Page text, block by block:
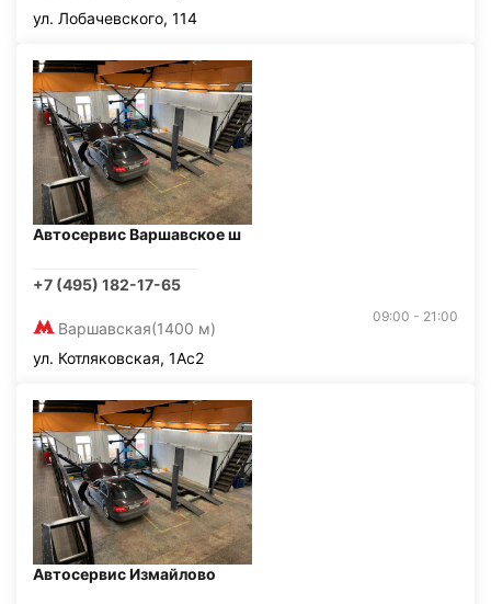
ул. Лобачевского, 114
Автосервис Варшавское ш
+7 (495) 182-17-65
Варшавская(1400 м)
09:00 - 21:00
ул. Котляковская, 1Ас2
Автосервис Измайлово